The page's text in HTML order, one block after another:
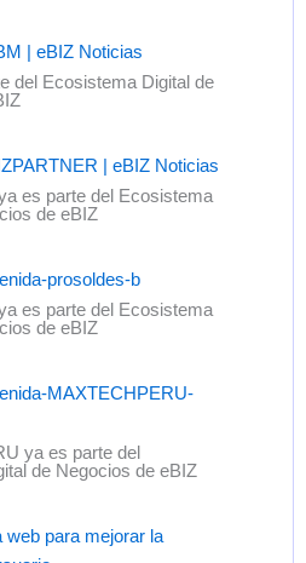
del Ecosistema Digital de
es parte del Ecosistema
de eBIZ
es parte del Ecosistema
de eBIZ
ya es parte del
de Negocios de eBIZ